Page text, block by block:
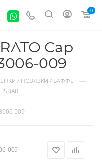
0
Cap
009
/ ПОВЯЗКИ / БАФФЫ —
—
009
009